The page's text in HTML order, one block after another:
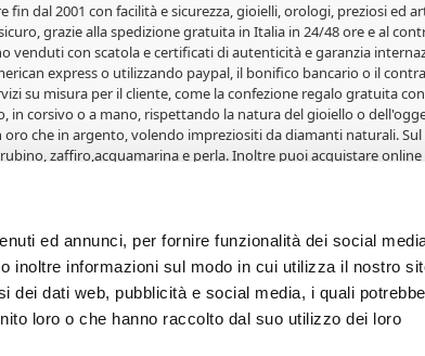
ed annunci, per fornire funzionalità dei social
inoltre informazioni sul modo in cui utilizza il nostro
dei dati web, pubblicità e social media, i quali
loro o che hanno raccolto dal suo utilizzo dei loro
dal 2001 con facilità e sicurezza, gioielli, orologi, preziosi ed
grazie alla spedizione gratuita in Italia in 24/48 ore e al
con scatola e certificati di autenticità e garanzia
express o utilizzando paypal, il bonifico bancario o il
su misura per il cliente, come la confezione regalo gratuita
corsivo o a mano, rispettando la natura del gioiello o
che in argento, volendo impreziositi da diamanti naturali.
zaffiro,acquamarina e perla. Inoltre puoi acquistare
in oro. Svariate medaglie in oro 18 carati con Immagini
e gioielli. Per ogni occasione, Natale per uomo e Natale
srl - Fornacette - Pisa. Iscrizione CCIA e P.IVA 01169400502
foto e le immagini dei prodotti sono di proprietà dei legittimi
Le condizioni ed i prezzi sono riservati agli ordini effettuati